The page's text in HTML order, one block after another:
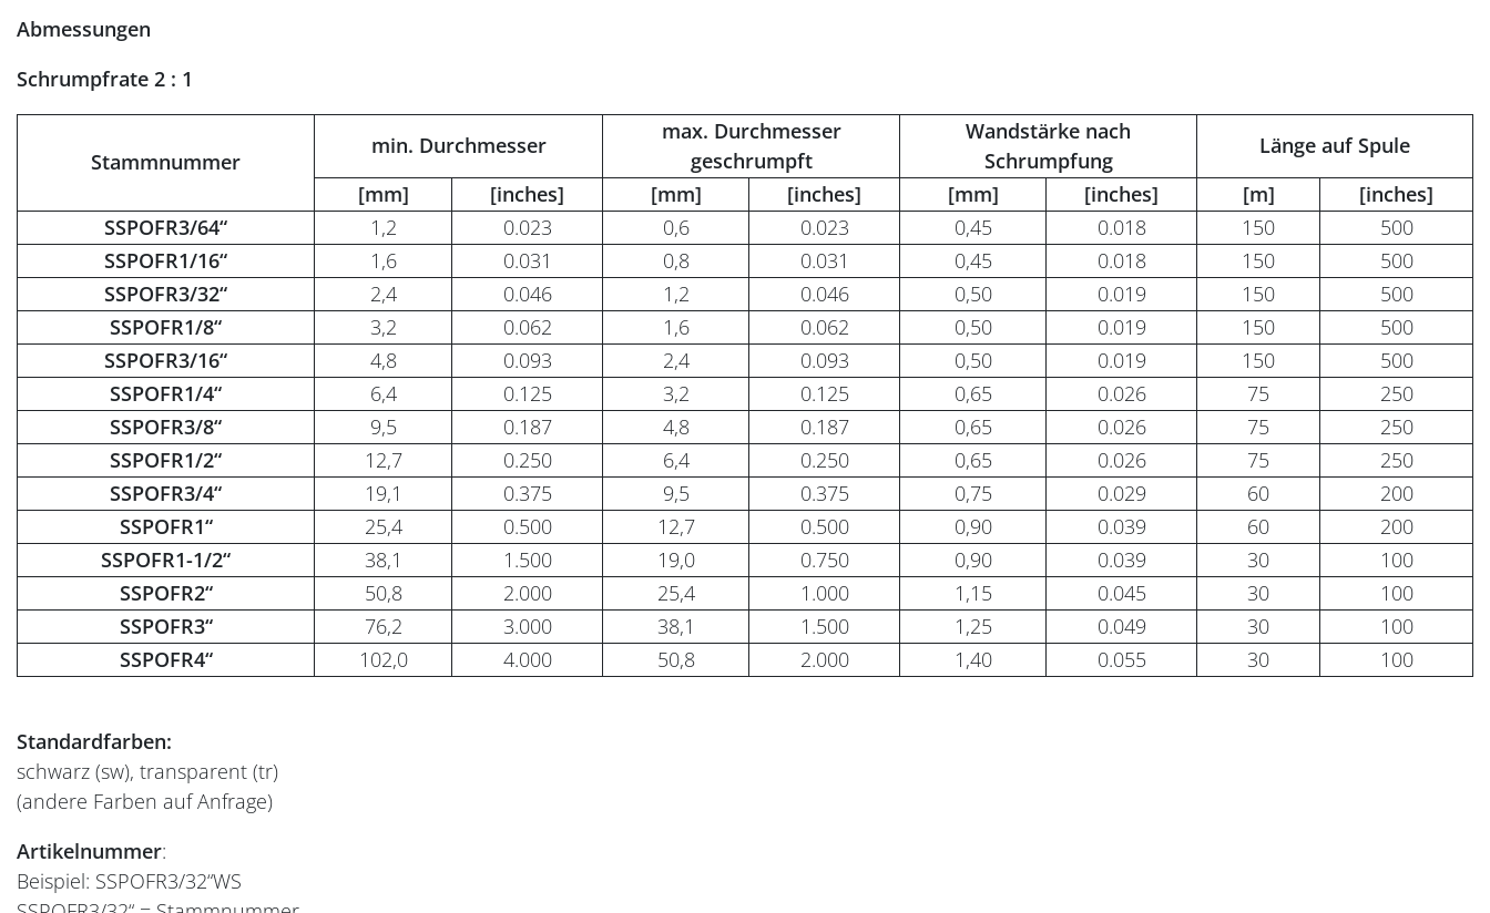
Abmessungen
Schrumpfrate 2 : 1
Stammnummer
min. Durchmesser
max. Durchmesser
geschrumpft
Wandstärke nach
Schrumpfung
Länge auf Spule
[mm]
[inches] [mm] [inches] [mm] [inches] [m]
[inches]
SSPOFR3/64“
1,2 0.023 0,6 0.023 0,45 0.018 150
500
SSPOFR1/16“
1,6 0.031 0,8 0.031 0,45 0.018 150
500
SSPOFR3/32“
2,4 0.046 1,2 0.046 0,50 0.019 150
500
SSPOFR1/8“
3,2 0.062 1,6 0.062 0,50 0.019 150
500
SSPOFR3/16“
4,8 0.093 2,4 0.093 0,50 0.019 150
500
SSPOFR1/4“
6,4 0.125 3,2 0.125 0,65 0.026 75
250
SSPOFR3/8“
9,5 0.187 4,8 0.187 0,65 0.026 75
250
SSPOFR1/2“
12,7 0.250 6,4 0.250 0,65 0.026 75
250
SSPOFR3/4“
19,1 0.375 9,5 0.375 0,75 0.029 60
200
SSPOFR1“
25,4 0.500 12,7 0.500 0,90 0.039 60
200
SSPOFR1-1/2“
38,1 1.500 19,0 0.750 0,90 0.039 30
100
SSPOFR2“
50,8 2.000 25,4 1.000 1,15 0.045 30
100
SSPOFR3“
76,2 3.000 38,1 1.500 1,25 0.049 30
100
SSPOFR4“
102,0 4.000 50,8 2.000 1,40 0.055 30 100
Standardfarben:
schwarz (sw), transparent (tr)
(andere Farben auf Anfrage)
Artikelnummer:
Beispiel: SSPOFR3/32“WS